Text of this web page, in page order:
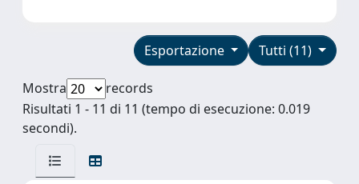
Tutti (11)
Esportazione
Mostra
records
Risultati 1 - 11 di 11 (tempo di esecuzione: 0.019
secondi).